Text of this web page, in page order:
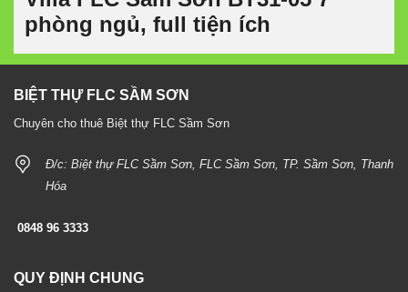
phòng ngủ, full tiện ích
BIỆT THỰ FLC SẦM SƠN
Chuyên cho thuê Biệt thự FLC Sầm Sơn
Đ/c: Biệt thự FLC Sầm Sơn, FLC Sầm Sơn, TP. Sầm Sơn, Thanh
Hóa
0848 96 3333
QUY ĐỊNH CHUNG